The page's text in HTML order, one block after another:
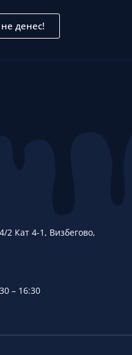
не денес!
2 Кат 4-1, Визбегово,
– 16:30